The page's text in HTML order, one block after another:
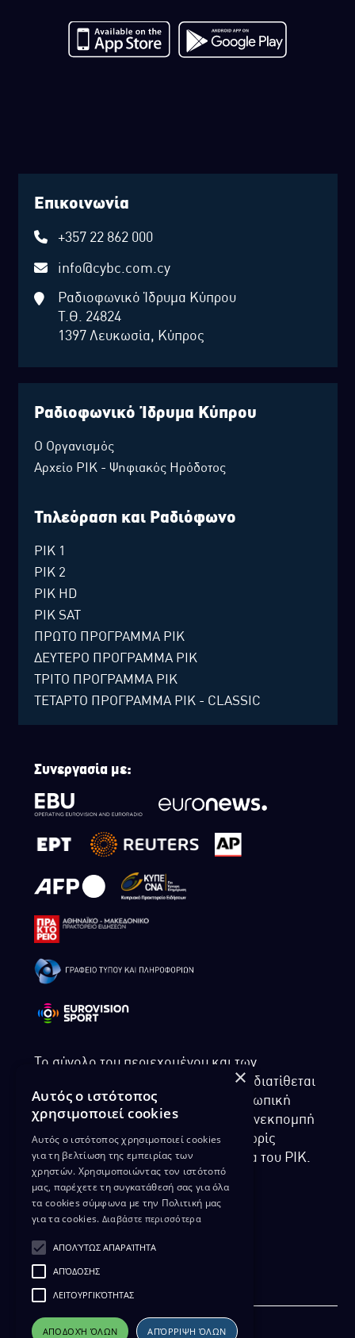
Επικοινωνία
+357 22 862 000
info@cybc.com.cy
Ραδιοφωνικό Ίδρυμα Κύπρου
Τ.Θ. 24824
1397 Λευκωσία, Κύπρος
Ραδιοφωνικό Ίδρυμα Κύπρου
Ο Οργανισμός
Αρχείο ΡΙΚ - Ψηφιακός Ηρόδοτος
Τηλεόραση και Ραδιόφωνο
ΡΙΚ 1
ΡΙΚ 2
ΡΙΚ HD
ΡΙΚ SAT
ΠΡΩΤΟ ΠΡΟΓΡΑΜΜΑ ΡΙΚ
ΔΕΥΤΕΡΟ ΠΡΟΓΡΑΜΜΑ ΡΙΚ
ΤΡΙΤΟ ΠΡΟΓΡΑΜΜΑ ΡΙΚ
ΤΕΤΑΡΤΟ ΠΡΟΓΡΑΜΜΑ ΡΙΚ - CLASSIC
Συνεργασία με:
Το σύνολο του περιεχομένου και των
υπηρεσιών της ιστοσελίδας του ΡΙΚ διατίθεται
στους επισκέπτες αυστηρά για προσωπική
χρήση. Απαγορεύεται η χρήση ή επανεκπομπή
του, σε οποιοδήποτε μορφή, με ή χωρίς
επεξεργασία και χωρίς γραπτή άδεια του ΡΙΚ.
ΔΙΚΑΙΩΜΑ ΠΡΟΣΤΑΣΙΑΣ ΔΕΔΟΜΕΝΩΝ
ΔΙΑΘΕΣΗ ΑΡΧΕΙΑΚΟΥ ΥΛΙΚΟΥ
ΠΟΛΙΤΙΚΗ ΑΠΟΡΡΗΤΟΥ EUROVISION
×
Αυτός ο ιστότοπος
χρησιμοποιεί cookies
Αυτός ο ιστότοπος χρησιμοποιεί cookies
για τη βελτίωση της εμπειρίας των
χρηστών. Χρησιμοποιώντας τον ιστότοπό
μας, παρέχετε τη συγκατάθεσή σας για όλα
τα cookies σύμφωνα με την Πολιτική μας
για τα cookies. Διαβάστε περισσότερα
ΑΠΟΛΎΤΩΣ ΑΠΑΡΑΊΤΗΤΑ
ΑΠΌΔΟΣΗΣ
ΛΕΙΤΟΥΡΓΙΚΌΤΗΤΑΣ
ΑΠΟΔΟΧΉ ΌΛΩΝ ΑΠΌΡΡΙΨΗ ΌΛΩΝ